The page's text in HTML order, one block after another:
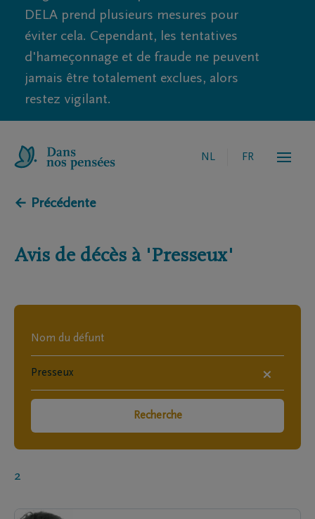
DELA prend plusieurs mesures pour
éviter cela. Cependant, les tentatives
d'hameçonnage et de fraude ne peuvent
jamais être totalement exclues, alors
restez vigilant.
NL FR
← Précédente
Avis de décès à 'Presseux'
×
Recherche
2